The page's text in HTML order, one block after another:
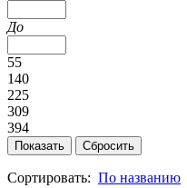
До
55
140
225
309
394
Сортировать: По названию